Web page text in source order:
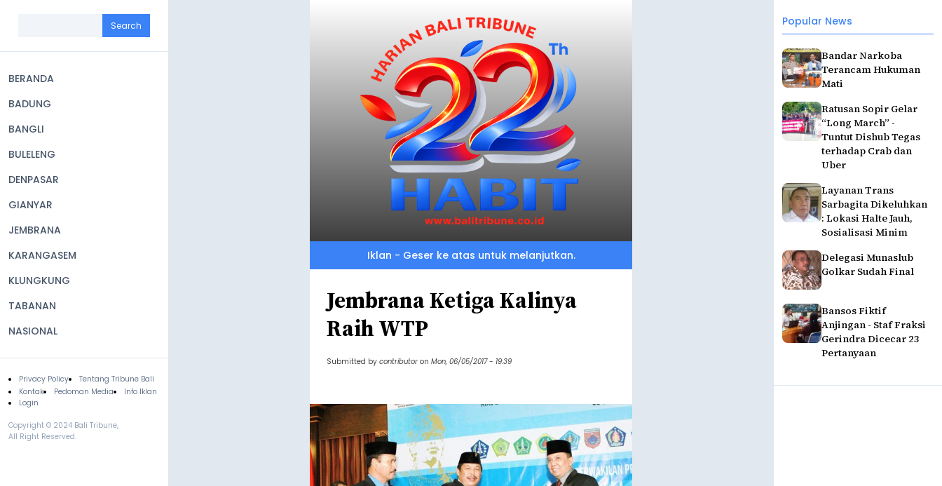
navigation
BERANDA
BADUNG
BANGLI
BULELENG
DENPASAR
GIANYAR
JEMBRANA
KARANGASEM
KLUNGKUNG
TABANAN
NASIONAL
Footer
Privacy Policy
Tentang Tribune Bali
Kontak
Pedoman Media
Info Iklan
Login
Copyright © 2024 Bali Tribune,
All Right Reserved.
Popular News
Bandar Narkoba
Terancam Hukuman
Mati
Ratusan Sopir Gelar
“Long March” -
Tuntut Dishub Tegas
terhadap Crab dan
Uber
Layanan Trans
Sarbagita Dikeluhkan
: Lokasi Halte Jauh,
Sosialisasi Minim
Delegasi Munaslub
Golkar Sudah Final
Bansos Fiktif
Anjingan - Staf Fraksi
Gerindra Dicecar 23
Pertanyaan
Iklan - Geser ke atas untuk melanjutkan.
Jembrana Ketiga Kalinya
Raih WTP
Submitted by contributor on Mon, 06/05/2017 - 19:39